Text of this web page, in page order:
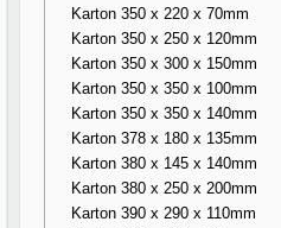
Karton 350 x 220 x 70mm
Karton 350 x 250 x 120mm
Karton 350 x 300 x 150mm
Karton 350 x 350 x 100mm
Karton 350 x 350 x 140mm
Karton 378 x 180 x 135mm
Karton 380 x 145 x 140mm
Karton 380 x 250 x 200mm
Karton 390 x 290 x 110mm